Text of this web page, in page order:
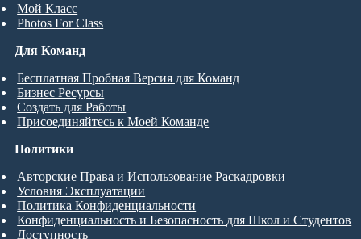
Мой Класс
Photos For Class
Для Команд
Бесплатная Пробная Версия для Команд
Бизнес Ресурсы
Создать для Работы
Присоединяйтесь к Моей Команде
Политики
Авторские Права и Использование Раскадровки
Условия Эксплуатации
Политика Конфиденциальности
Конфиденциальность и Безопасность для Школ и Студентов
Доступность